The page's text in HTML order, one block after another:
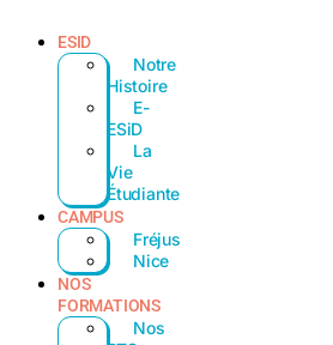
ESID
Notre
Histoire
E-
ESiD
La
Vie
Étudiante
CAMPUS
Fréjus
Nice
NOS
FORMATIONS
Nos